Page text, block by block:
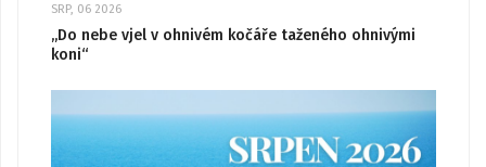
SRP, 06 2026
„Do nebe vjel v ohnivém kočáře taženého ohnivými
koni“